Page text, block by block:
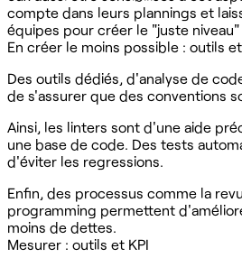
compte dans leurs plannings et
équipes pour créer le "juste
En créer le moins possible : outils
Des outils dédiés, d'analyse de
de s'assurer que des conventions
Ainsi, les linters sont d'une aide
une base de code. Des tests
d'éviter les regressions.
Enfin, des processus comme la
programming permettent
moins de dettes.
Mesurer : outils et KPI